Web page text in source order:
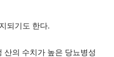
되기도 한다.
산의 수치가 높은 당뇨병성